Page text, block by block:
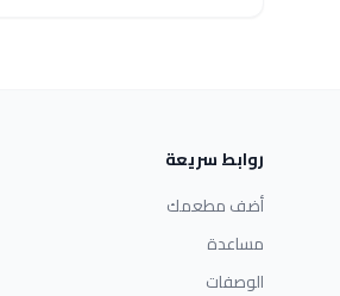
روابط سريعة
أضف مطعمك
مساعدة
الوصفات